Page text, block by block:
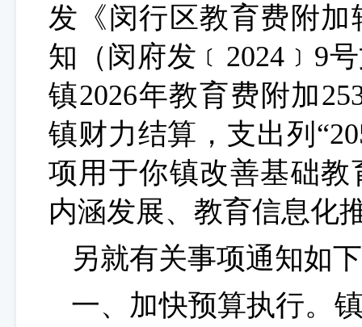
发《闵行区教育费附
知（闵府发﹝ 2024﹞ 9
镇2026年教育费附加
镇财力结算，支出列“
项用于你镇改善基础
内涵发展、教育信息化
另就有关事项通知如
一、加快预算执行。